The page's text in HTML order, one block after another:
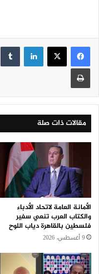
لينكدإن
مقالات ذات صلة
الأمانة العامة لاتحاد الأدباء
والكتاب العرب تنعي سفير
فلسطين بالقاهرة دياب اللوح
9 أغسطس، 2026